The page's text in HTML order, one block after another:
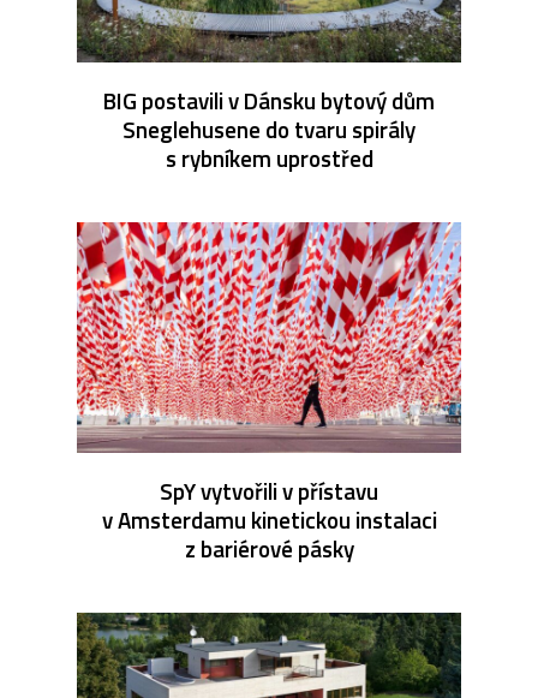
BIG postavili v Dánsku bytový dům
Sneglehusene do tvaru spirály
s rybníkem uprostřed
SpY vytvořili v přístavu
v Amsterdamu kinetickou instalaci
z bariérové pásky